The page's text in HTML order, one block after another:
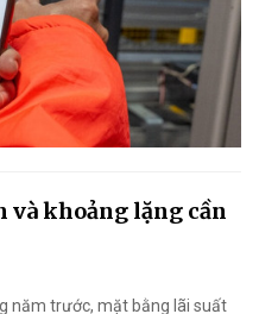
và khoảng lặng cần
năm trước, mặt bằng lãi suất